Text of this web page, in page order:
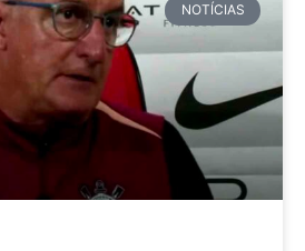
NOTÍCIAS